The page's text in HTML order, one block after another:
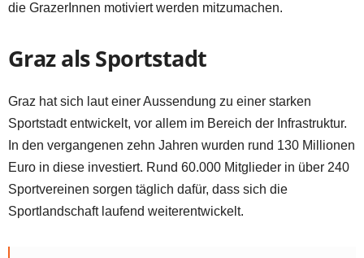
die GrazerInnen motiviert werden mitzumachen.
Graz als Sportstadt
Graz hat sich laut einer Aussendung zu einer starken
Sportstadt entwickelt, vor allem im Bereich der Infrastruktur.
In den vergangenen zehn Jahren wurden rund 130 Millionen
Euro in diese investiert. Rund 60.000 Mitglieder in über 240
Sportvereinen sorgen täglich dafür, dass sich die
Sportlandschaft laufend weiterentwickelt.